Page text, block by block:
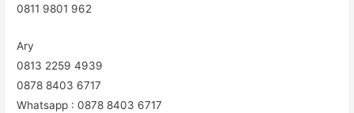
0811 9801 962
Ary
0813 2259 4939
0878 8403 6717
Whatsapp : 0878 8403 6717